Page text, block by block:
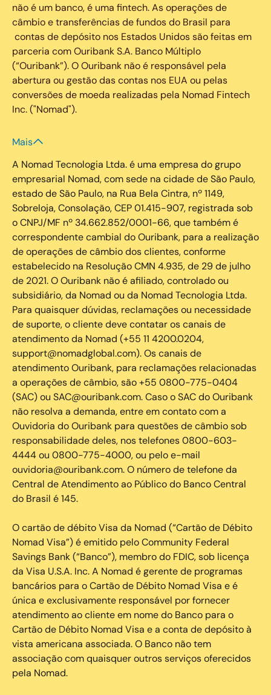
não é um banco, é uma fintech. As operações de
câmbio e transferências de fundos do Brasil para
contas de depósito nos Estados Unidos são feitas em
parceria com Ouribank S.A. Banco Múltiplo
(“Ouribank”). O Ouribank não é responsável pela
abertura ou gestão das contas nos EUA ou pelas
conversões de moeda realizadas pela Nomad Fintech
Inc. ("Nomad").
Mais
A Nomad Tecnologia Ltda. é uma empresa do grupo
empresarial Nomad, com sede na cidade de São Paulo,
estado de São Paulo, na Rua Bela Cintra, nº 1149,
Sobreloja, Consolação, CEP 01.415-907, registrada sob
o CNPJ/MF nº 34.662.852/0001-66, que também é
correspondente cambial do Ouribank, para a realização
de operações de câmbio dos clientes, conforme
estabelecido na Resolução CMN 4.935, de 29 de julho
de 2021. O Ouribank não é afiliado, controlado ou
subsidiário, da Nomad ou da Nomad Tecnologia Ltda.
Para quaisquer dúvidas, reclamações ou necessidade
de suporte, o cliente deve contatar os canais de
atendimento da Nomad (+55 11 4200.0204,
support@nomadglobal.com). Os canais de
atendimento Ouribank, para reclamações relacionadas
a operações de câmbio, são +55 0800-775-0404
(SAC) ou SAC@ouribank.com. Caso o SAC do Ouribank
não resolva a demanda, entre em contato com a
Ouvidoria do Ouribank para questões de câmbio sob
responsabilidade deles, nos telefones 0800-603-
4444 ou 0800-775-4000, ou pelo e-mail
ouvidoria@ouribank.com. O número de telefone da
Central de Atendimento ao Público do Banco Central
do Brasil é 145.
O cartão de débito Visa da Nomad (“Cartão de Débito
Nomad Visa”) é emitido pelo Community Federal
Savings Bank (“Banco”), membro do FDIC, sob licença
da Visa U.S.A. Inc. A Nomad é gerente de programas
bancários para o Cartão de Débito Nomad Visa e é
única e exclusivamente responsável por fornecer
atendimento ao cliente em nome do Banco para o
Cartão de Débito Nomad Visa e a conta de depósito à
vista americana associada. O Banco não tem
associação com quaisquer outros serviços oferecidos
pela Nomad.